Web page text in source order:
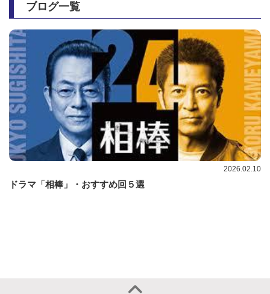
ブログ一覧
2026.02.10
ドラマ「相棒」・おすすめ回５選